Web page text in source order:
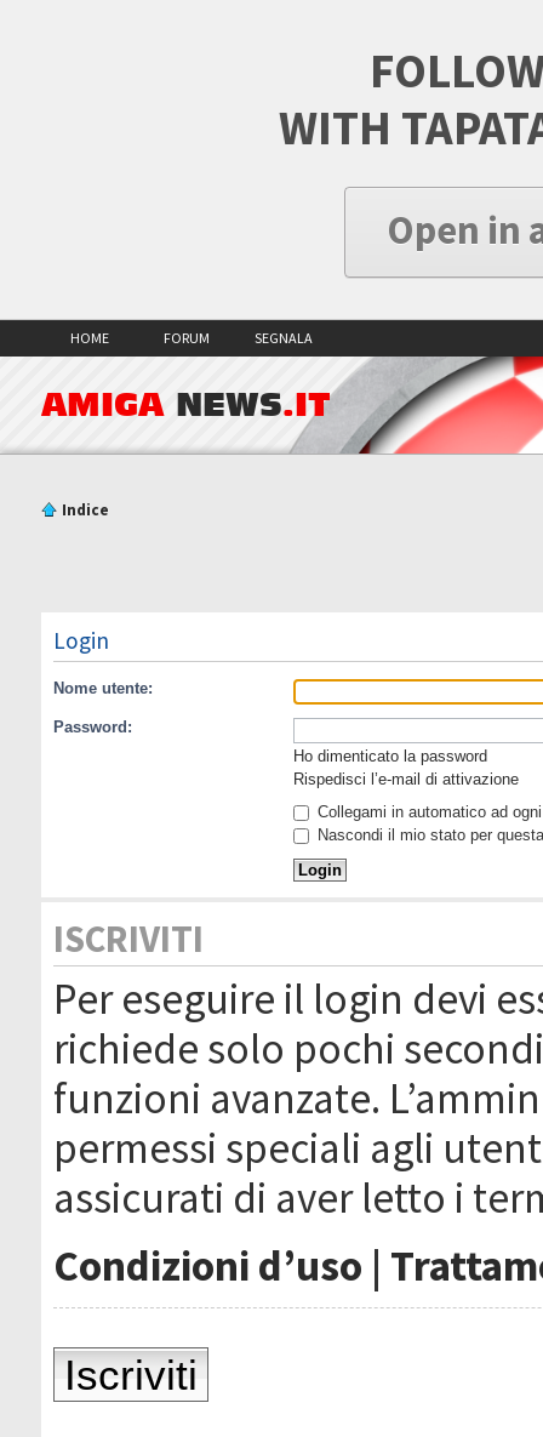
WITH
Open in
HOME FORUM SEGNALA
AMIGA NEWS.IT
Indice
Login
Nome utente:
Password:
Ho dimenticato la password
Rispedisci l’e-mail di attivazione
Collegami in automatico ad
Nascondi il mio stato per
ISCRIVITI
Per eseguire il login devi
richiede solo pochi
funzioni avanzate.
permessi speciali agli
assicurati di aver letto i
Condizioni d’uso |
Iscriviti